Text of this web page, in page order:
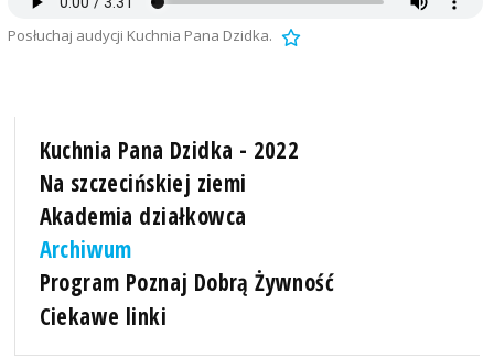
Posłuchaj audycji Kuchnia Pana Dzidka.
Kuchnia Pana Dzidka - 2022
Na szczecińskiej ziemi
Akademia działkowca
Archiwum
Program Poznaj Dobrą Żywność
Ciekawe linki